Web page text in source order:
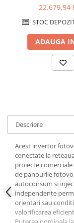
Papuci si mufe
Cablu solar
Cabluri coaxiale TV
Cabluri curenti
Cabluri aluminiu
Cabluri aluminiu
bransament
Cabluri aluminiu
Cabluri aluminiu
Cabluri aluminiu
Cabluri energie
cupru
22.679,94
STOC
ADAUGA
Descriere
Acest invertor
conectate la
proiecte
de panourile
autoconsum si
independente
orientari sau
valorificarea